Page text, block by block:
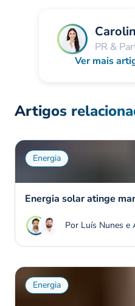
PR &
Ver mais
Artigos
Energia
Energia solar atinge
Por Luís Nunes e
Energia